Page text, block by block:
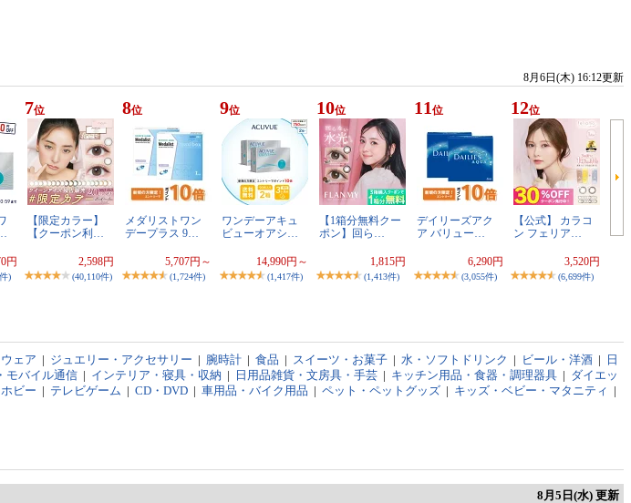
8月6日(木) 16:12更新
円
)
7位
【限定カラー】
【クーポン利…
2,598円
(40,110件)
8位
メダリストワン
デープラス 9…
5,707円～
(1,724件)
9位
ワンデーアキュ
ビューオアシ…
14,990円～
(1,417件)
10位
【1箱分無料クー
ポン】回ら…
1,815円
(1,413件)
11 位
デイリーズアク
ア バリュー…
6,290円
(3,055件)
12位
【公式】 カラコ
ン フェリア…
3,520円
(6,699件)
ェア | ジュエリー・アクセサリー | 腕時計 | 食品 | スイーツ・お菓子 | 水・ソフトドリンク | ビール・洋酒 | 日
モバイル通信 | インテリア・寝具・収納 | 日用品雑貨・文房具・手芸 | キッチン用品・食器・調理器具 | ダイエッ
ホビー | テレビゲーム | CD・DVD | 車用品・バイク用品 | ペット・ペットグッズ | キッズ・ベビー・マタニティ |
8月5日(水) 更新